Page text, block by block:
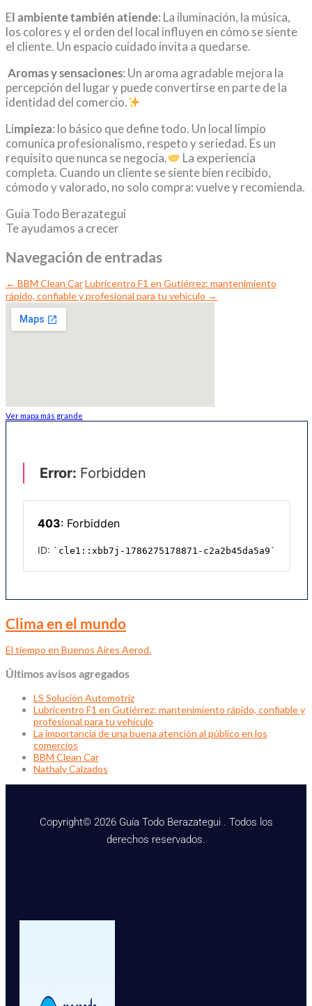
El ambiente también atiende: La iluminación, la música,
los colores y el orden del local influyen en cómo se siente
el cliente. Un espacio cuidado invita a quedarse.
Aromas y sensaciones: Un aroma agradable mejora la
percepción del lugar y puede convertirse en parte de la
identidad del comercio.
Limpieza: lo básico que define todo. Un local limpio
comunica profesionalismo, respeto y seriedad. Es un
requisito que nunca se negocia.
La experiencia
completa. Cuando un cliente se siente bien recibido,
cómodo y valorado, no solo compra: vuelve y recomienda.
Guia Todo Berazategui
Te ayudamos a crecer
Navegación de entradas
← BBM Clean CarLubricentro F1 en Gutiérrez: mantenimiento
rápido, confiable y profesional para tu vehículo →
Ver mapa más grande
Clima en el mundo
El tiempo en Buenos Aires Aerod.
Últimos avisos agregados
LS Solución Automotriz
Lubricentro F1 en Gutiérrez: mantenimiento rápido, confiable y
profesional para tu vehículo
La importancia de una buena atención al público en los
comercios
BBM Clean Car
Nathaly Calzados
Copyright© 2026 Guía Todo Berazategui . Todos los
derechos reservados.